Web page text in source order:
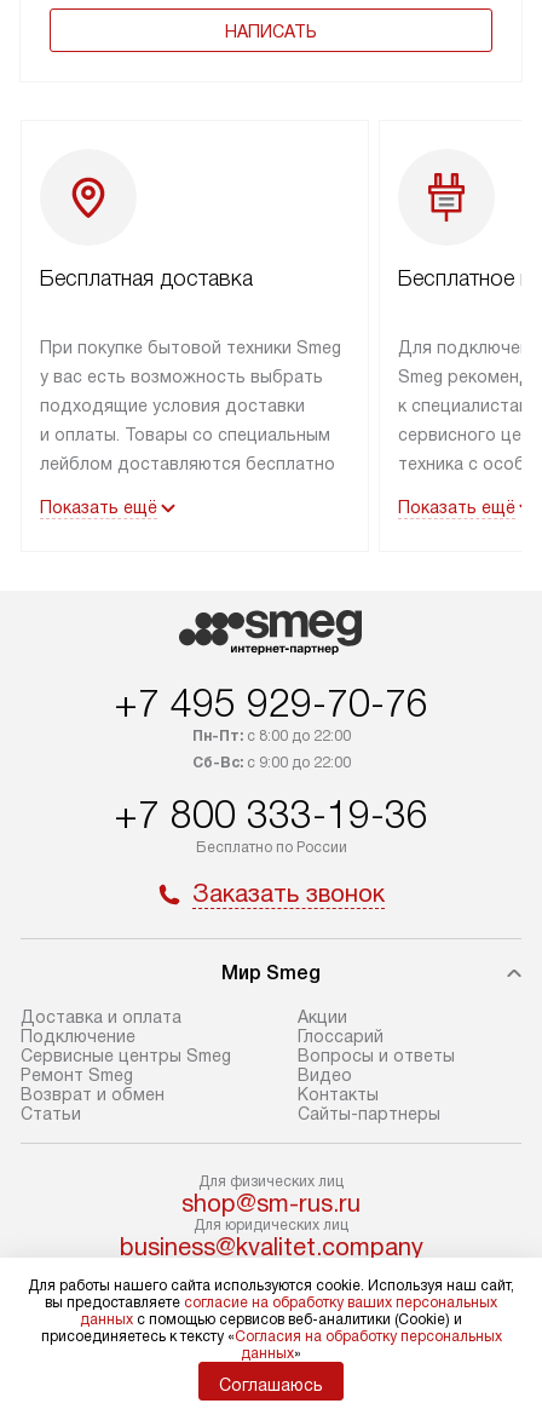
НАПИСАТЬ
Бесплатная доставка
При покупке бытовой техники Smeg
у вас есть возможность выбрать
подходящие условия доставки
и оплаты. Товары со специальным
лейблом доставляются бесплатно
до подъезда. Доставка за пределы
маркировку «в наличии», может
быть отправлен покупателю
в Санкт-Петербург и другие
регионы осуществляется через
транспортные компании. После
доставляем заказ до офиса
транспортной компании в Москве.
доставки у менеджера при
В день, согласованный с вами,
упакованный товар до подъезда.
Если вам необходимо доставить
покупку до двери вашей квартиры
или места установки, пожалуйста,
с менеджером. За эту услугу будет
взиматься дополнительная плата.
Обратите внимание на размеры
холодильника не позволяют
пронести его через дверной проем,
сотрудники транспортной службы
не имеют права производить
Показать ещё
Бесплатное
Для
Smeg
к специалистам
сервисного
техника с
коммуникациям.
подключения к
определяется в
в себя снятие
отдельных
запуск и
монтаж не
коммуникаций,
Показать ещё
+7 495 929-70-76
Пн-Пт:с 8:00 до 22:00
Сб-Вс:с 9:00 до 22:00
+7 800 333-19-36
Бесплатно по России
Заказать звонок
Мир Smeg
Доставка и оплата
Подключение
Сервисные центры Smeg
Ремонт Smeg
Возврат и обмен
Статьи
Акции
Глоссарий
Вопросы и ответы
Видео
Контакты
Сайты-партнеры
Для физических лиц
shop@sm-rus.ru
Для юридических лиц
business@kvalitet.company
НАПИСАТЬ РУКОВОДСТВУ
Политика конфиденциальности
Условия продажи
Для работы нашего сайта используются cookie. Используя наш сайт,
вы предоставляете согласие на обработку ваших персональных
данных с помощью сервисов веб-аналитики (Cookie) и
присоединяетесь к тексту «Согласия на обработку персональных
данных»
Соглашаюсь